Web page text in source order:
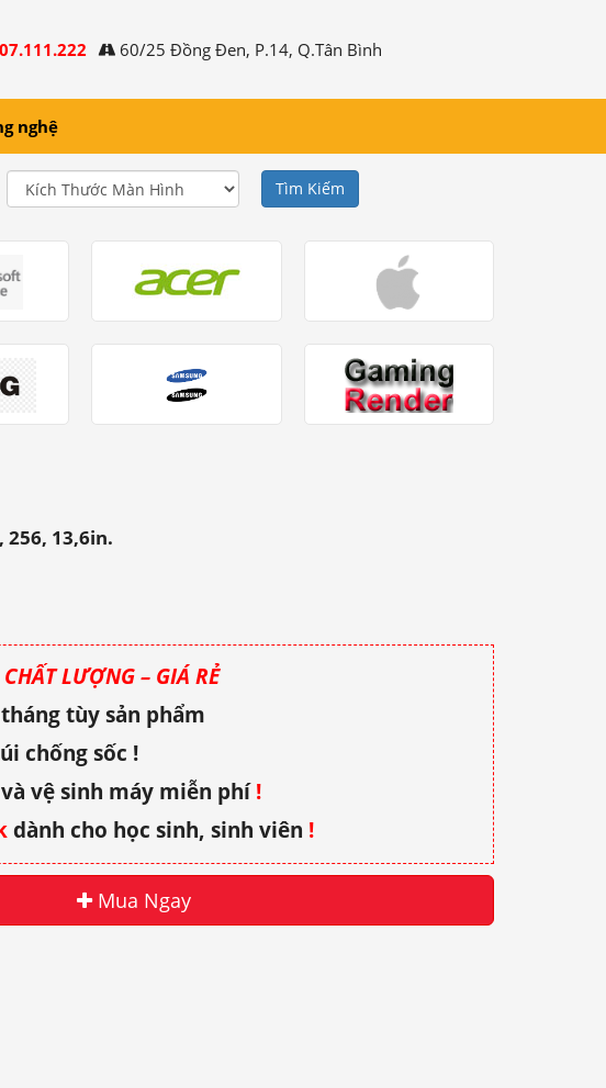
60/25 Đồng Đen, P.14, Q.Tân Bình
nghệ
Tìm Kiếm
256, 13,6in.
LƯỢNG – GIÁ RẺ
tháng tùy sản phẩm
chống sốc !
vệ sinh máy miễn phí!
dành cho học sinh, sinh viên !
Mua Ngay